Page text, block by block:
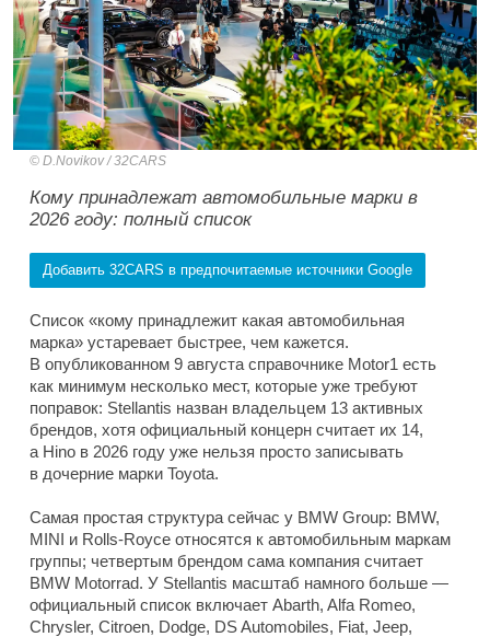
D.Novikov / 32CARS
Кому принадлежат автомобильные марки в
2026 году: полный список
Добавить 32CARS в предпочитаемые источники Google
Список «кому принадлежит какая автомобильная
марка» устаревает быстрее, чем кажется.
В опубликованном 9 августа справочнике Motor1 есть
как минимум несколько мест, которые уже требуют
поправок: Stellantis назван владельцем 13 активных
брендов, хотя официальный концерн считает их 14,
а Hino в 2026 году уже нельзя просто записывать
в дочерние марки Toyota.
Самая простая структура сейчас у BMW Group: BMW,
MINI и Rolls-Royce относятся к автомобильным маркам
группы; четвертым брендом сама компания считает
BMW Motorrad. У Stellantis масштаб намного больше —
официальный список включает Abarth, Alfa Romeo,
Chrysler, Citroen, Dodge, DS Automobiles, Fiat, Jeep,